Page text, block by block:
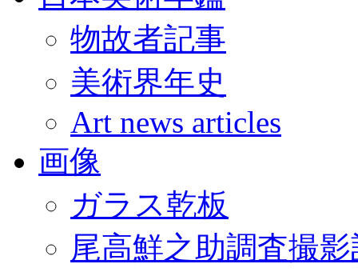
物故者記事
美術界年史
Art news articles
画像
ガラス乾板
尾高鮮之助調査撮